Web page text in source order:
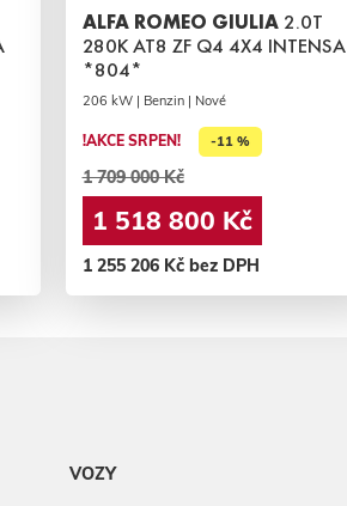
ALFA ROMEO GIULIA 2.0T
280K AT8 ZF Q4 4X4 INTENSA
*804*
206 kW | Benzin | Nové
!AKCE SRPEN! -11 %
1 709 000 Kč
1 518 800 Kč
1 255 206 Kč bez DPH
VOZY